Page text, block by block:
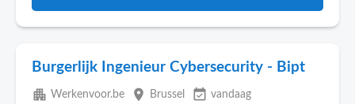
Burgerlijk Ingenieur Cybersecurity - Bipt
apartment Werkenvoor.be place Brussel event_available vandaag